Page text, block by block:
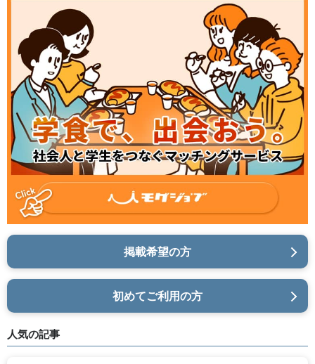
掲載希望の方
初めてご利用の方
人気の記事